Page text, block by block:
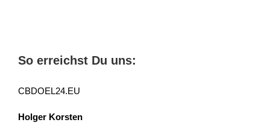
So erreichst Du uns:
CBDOEL24.EU
Holger Korsten